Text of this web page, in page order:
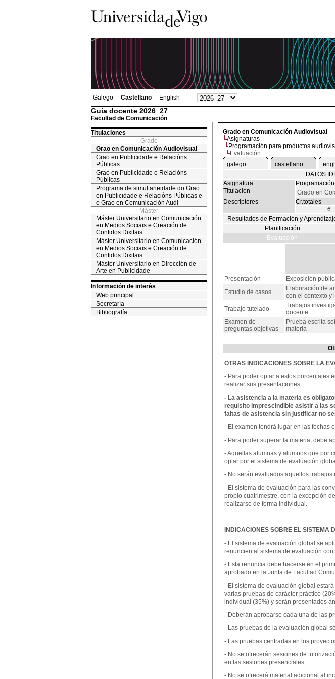
Galego Castellano English
Guia docente 2026_27
Facultad de Comunicación
Titulaciones
Grado
Grao en Comunicación Audiovisual
Grao en Publicidade e Relacións
Públicas
Grao en Publicidade e Relacións
Públicas
Programa de simultaneidade do Grao
en Publicidade e Relacións Públicas e
o Grao en Comunicación Audi
Máster
Máster Universitario en Comunicación
en Medios Sociais e Creación de
Contidos Dixitais
Máster Universitario en Comunicación
en Medios Sociais e Creación de
Contidos Dixitais
Máster Universitario en Dirección de
Arte en Publicidade
Información de interés
Web principal
Secretaría
Bibliografía
Grado en Comunicación Audiovisual
Asignaturas
Programación para productos
Evaluación
galego
castellano
DATOS
Asignatura
Titulacion
Grado en
Descriptores
Cr.totales
6
Resultados de Formación y
Planificación
Evaluación
Presentación
Exposición
Estudio de casos
Elaboración de
con el contexto y
Trabajo tutelado
Trabajos
docente.
Examen de
preguntas objetivas
Prueba escrita
materia
OTRAS INDICACIONES SOBRE LA
- Para poder optar a estos porcentajes
realizar sus presentaciones.
- La asistencia a la materia es
requisito imprescindible asistir a las
faltas de asistencia sin justificar no
- El examen tendrá lugar en las fechas
- Para poder superar la materia, debe
- Aquellas alumnas y alumnos que por
optar por el sistema de evaluación
- No serán evaluados aquellos
- El sistema de evaluación para las
propio cuatrimestre, con la excepción
realizarse de forma individual.
INDICACIONES SOBRE EL SISTEMA
- El sistema de evaluación global se
renuncien al sistema de evaluación
- Esta renuncia debe hacerse en el
aprobado en la Junta de Facultad
- El sistema de evaluación global
varias pruebas de carácter práctico
individual (35%) y serán presentados
- Deberán aprobarse cada una de las
- Las pruebas de la evaluación global
- Las pruebas centradas en los
- No se ofrecerán sesiones de
en las sesiones presenciales.
- No se ofrecerá material adicional al